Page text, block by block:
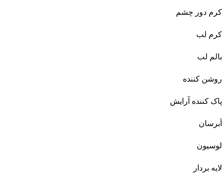
کرم دور چشم
کرم لب
بالم لب
روشن کننده
پاک کننده آرایش
آبرسان
لوسیون
لایه بردار